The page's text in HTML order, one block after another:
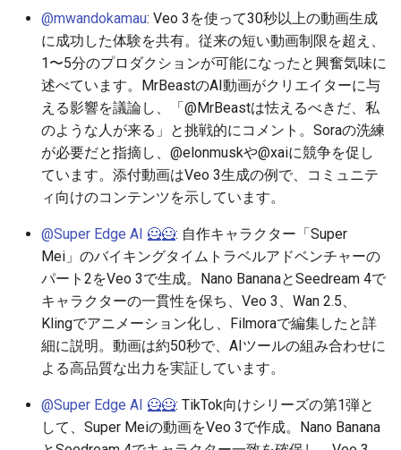
2026-06-24
2026-06-23
2026-06-22
2026-06-21
2026-06-20
2026-06-19
2026-06-18
2026-06-17
2026-06-16
2026-06-15
2025-12-09
2025-12-08
2025-12-07
2025-12-06
2025-12-05
2025-12-04
2025-12-03
2025-12-02
2025-12-01
2025-11-30
2026-06-24
2026-06-23
2026-06-22
2026-06-21
2026-06-20
2026-06-19
2026-06-18
2026-06-17
2026-06-16
2026-06-15
2025-12-09
2025-12-08
2025-12-07
2025-12-06
2025-12-05
2025-12-04
2025-12-03
2025-12-02
2025-12-01
2025-11-30
2026-02-08
2026-02-01
2026-01-25
2026-01-18
2026-01-11
2026-01-04
2026-02-08
2026-02-05
2026-02-08
2026-02-01
2026-01-25
2026-01-18
2026-01-11
2026-01-04
2026-06-23
2026-06-21
2026-06-20
2026-06-19
2026-06-18
2026-06-17
2026-06-16
2026-06-14
2026-06-13
2026-06-12
2025-12-09
2025-12-08
2025-12-07
2025-12-06
2025-12-05
2025-12-04
2025-12-03
2025-12-02
2025-12-01
2025-11-30
2026-02-08
2026-02-01
2026-01-25
2026-01-18
2026-01-11
2026-01-04
2026-02-01
2026-01-25
2026-01-18
2026-01-13
2026-06-22
2026-06-21
2026-06-20
2026-06-19
2026-06-18
2026-06-17
2026-06-16
2026-06-15
2026-06-14
2026-06-13
2026-02-08
2026-02-01
2026-01-25
2026-01-18
2026-01-11
2026-01-04
2026-06-24
2026-06-23
2026-06-22
2026-06-21
2026-06-20
2026-06-19
2026-06-18
2026-06-17
2026-06-16
2026-06-15
2026-06-20
2026-06-18
2026-06-17
2026-06-16
2026-06-15
2026-06-14
2026-06-13
2026-06-11
2026-06-10
2026-06-09
@mwandokamau: Veo 3を使って30秒以上の動画生成
に成功した体験を共有。従来の短い動画制限を超え、
1〜5分のプロダクションが可能になったと興奮気味に
述べています。MrBeastのAI動画がクリエイターに与
える影響を議論し、「@MrBeastは怯えるべきだ、私
のような人が来る」と挑戦的にコメント。Soraの洗練
が必要だと指摘し、@elonmuskや@xaiに競争を促し
ています。添付動画はVeo 3生成の例で、コミュニテ
ィ向けのコンテンツを示しています。
@Super Edge AI 🦸🦸: 自作キャラクター「Super
Mei」のバイキングタイムトラベルアドベンチャーの
パート2をVeo 3で生成。Nano BananaとSeedream 4で
キャラクターの一貫性を保ち、Veo 3、Wan 2.5、
Klingでアニメーション化し、Filmoraで編集したと詳
細に説明。動画は約50秒で、AIツールの組み合わせに
よる高品質な出力を実証しています。
@Super Edge AI 🦸🦸: TikTok向けシリーズの第1弾と
して、Super Meiの動画をVeo 3で作成。Nano Banana